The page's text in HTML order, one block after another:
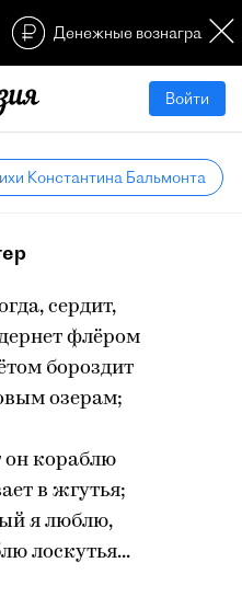
Денежные
Войти
Константина Бальмонта
сердит,
флёром
бороздит
озерам;
он кораблю
в жгутья;
я люблю,
лоскутья...